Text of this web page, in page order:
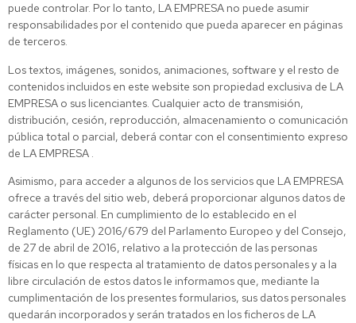
puede controlar. Por lo tanto, LA EMPRESA no puede asumir
responsabilidades por el contenido que pueda aparecer en páginas
de terceros.
Los textos, imágenes, sonidos, animaciones, software y el resto de
contenidos incluidos en este website son propiedad exclusiva de LA
EMPRESA o sus licenciantes. Cualquier acto de transmisión,
distribución, cesión, reproducción, almacenamiento o comunicación
pública total o parcial, deberá contar con el consentimiento expreso
de LA EMPRESA .
Asimismo, para acceder a algunos de los servicios que LA EMPRESA
ofrece a través del sitio web, deberá proporcionar algunos datos de
carácter personal. En cumplimiento de lo establecido en el
Reglamento (UE) 2016/679 del Parlamento Europeo y del Consejo,
de 27 de abril de 2016, relativo a la protección de las personas
físicas en lo que respecta al tratamiento de datos personales y a la
libre circulación de estos datos le informamos que, mediante la
cumplimentación de los presentes formularios, sus datos personales
quedarán incorporados y serán tratados en los ficheros de LA